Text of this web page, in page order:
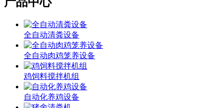
全自动清粪设备
全自动肉鸡笼养设备
鸡饲料搅拌机组
自动化养鸡设备